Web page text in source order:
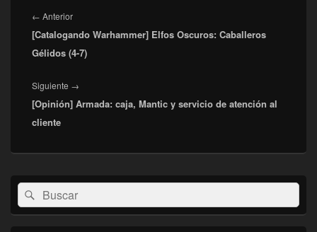
de
entradas
← AnteriorEntrada
anterior:
[Catalogando Warhammer] Elfos Oscuros: Caballeros
Gélidos (4-7)
Siguiente →
siguiente:
[Opinión] Armada: caja, Mantic y servicio de atención al
cliente
El
área
de
Buscar
por:
Buscar